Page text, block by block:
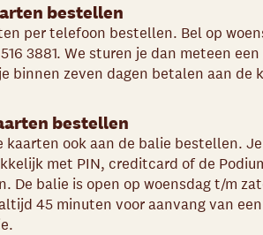
bestellen
per telefoon bestellen. Bel op
516 3881. We sturen je dan meteen
binnen zeven dagen betalen aan de
bestellen
kaarten ook aan de balie bestellen.
met PIN, creditcard of de
De balie is open op woensdag t/m
45 minuten voor aanvang van